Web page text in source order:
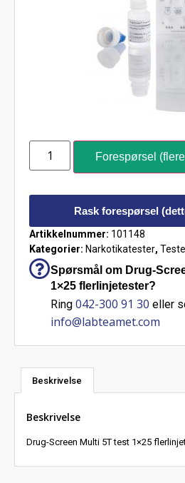
Forespørsel
Rask forespørsel
Artikkelnummer: 101148
Kategorier: Narkotikatester,
Spørsmål om Drug-
1×25 flerlinjetester?
Ring 042-300 91 30 eller
info@labteamet.com
Beskrivelse
Beskrivelse
Drug-Screen Multi 5T test 1×25